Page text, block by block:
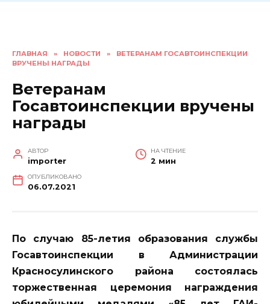
ГЛАВНАЯ » НОВОСТИ »
ВЕТЕРАНАМ ГОСАВТОИНСПЕКЦИИ
ВРУЧЕНЫ НАГРАДЫ
Ветеранам
Госавтоинспекции вручены
награды
АВТОР
importer
НА ЧТЕНИЕ
2 мин
ОПУБЛИКОВАНО
06.07.2021
По случаю 85-летия образования службы
Госавтоинспекции в Администрации
Красносулинского района состоялась
торжественная церемония награждения